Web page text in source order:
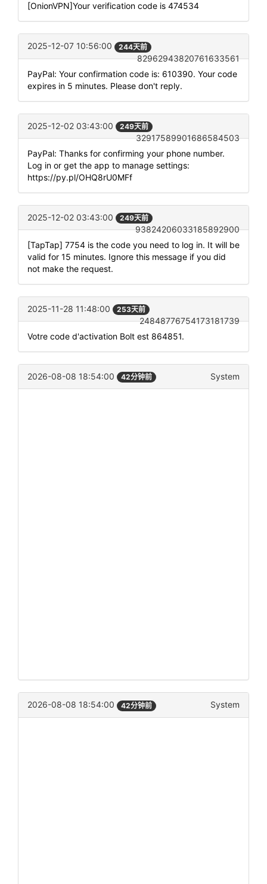
[OnionVPN]Your verification code is 474534
2025-12-07 10:56:00 244天前
82962943820761633561
PayPal: Your confirmation code is: 610390. Your code
expires in 5 minutes. Please don't reply.
2025-12-02 03:43:00 249天前
32917589901686584503
PayPal: Thanks for confirming your phone number.
Log in or get the app to manage settings:
https://py.pl/OHQ8rU0MFf
2025-12-02 03:43:00 249天前
93824206033185892900
[TapTap] 7754 is the code you need to log in. It will be
valid for 15 minutes. Ignore this message if you did
not make the request.
2025-11-28 11:48:00 253天前
24848776754173181739
Votre code d'activation Bolt est 864851.
2026-08-08 18:54:00 42分钟前 System
2026-08-08 18:54:00 42分钟前 System